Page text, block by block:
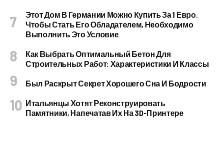
Этот Дом В Германии Можно Купить За 1 Евро.
Чтобы Стать Его Обладателем, Необходимо
Выполнить Это Условие
Как Выбрать Оптимальный Бетон Для
Строительных Работ: Характеристики И Классы
Был Раскрыт Секрет Хорошего Сна И Бодрости
Итальянцы Хотят Реконструировать
Памятники, Напечатав Их На 3D-Принтере